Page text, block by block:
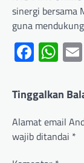
sinergi bersama
guna
Tinggalkan
Alamat email
wajib ditandai *